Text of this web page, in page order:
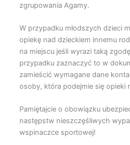
zgrupowania Agamy.
W przypadku młodszych dzieci
opiekę nad dzieckiem innemu
na miejscu jeśli wyrazi taką
przypadku zaznaczyć to w
zamieścić wymagane dane
osoby, która podejmie się opieki
Pamiętajcie o obowiązku
następstw nieszczęśliwych
wspinaczce sportowej!